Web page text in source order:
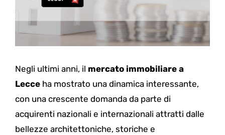
Negli ultimi anni, il mercato immobiliare a
Lecceha mostrato una dinamica interessante,
con una crescente domanda da parte di
acquirenti nazionali e internazionali attratti dalle
bellezze architettoniche, storiche e